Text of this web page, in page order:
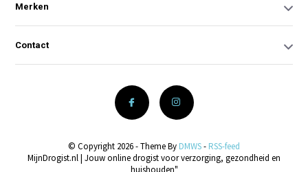
Merken
Contact
© Copyright 2026 - Theme By DMWS- RSS-feed
MijnDrogist.nl | Jouw online drogist voor verzorging, gezondheid en
huishouden"